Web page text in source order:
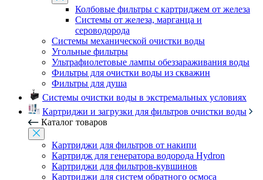
Колбовые фильтры с картриджем от железа
Системы от железа, марганца и
сероводорода
Системы механической очистки воды
Угольные фильтры
Ультрафиолетовые лампы обеззараживания воды
Фильтры для очистки воды из скважин
Фильтры для душа
Системы очистки воды в экстремальных условиях
Картриджи и загрузки для фильтров очистки воды
Каталог товаров
Картриджи для фильтров от накипи
Картридж для генератора водорода Hydron
Картриджи для фильтров-кувшинов
Картриджи для систем обратного осмоса